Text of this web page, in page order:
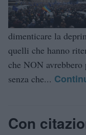
dimenticare la
quelli che hanno
che NON avrebbero
senza che...
Con